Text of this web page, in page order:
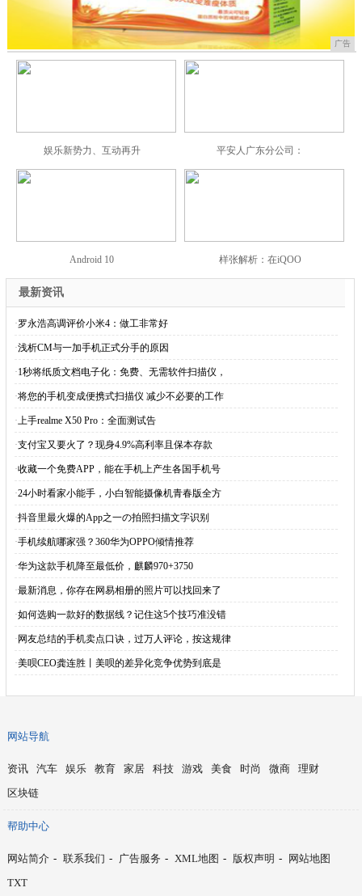
广告
娱乐新势力、互动再升 平安人广东分公司：
Android 10 样张解析：在iQOO
最新资讯
·罗永浩高调评价小米4：做工非常好
·浅析CM与一加手机正式分手的原因
·1秒将纸质文档电子化：免费、无需软件扫描仪，
·将您的手机变成便携式扫描仪 减少不必要的工作
·上手realme X50 Pro：全面测试告
·支付宝又要火了？现身4.9%高利率且保本存款
·收藏一个免费APP，能在手机上产生各国手机号
·24小时看家小能手，小白智能摄像机青春版全方
·抖音里最火爆的App之一の拍照扫描文字识别
·手机续航哪家强？360华为OPPO倾情推荐
·华为这款手机降至最低价，麒麟970+3750
·最新消息，你存在网易相册的照片可以找回来了
·如何选购一款好的数据线？记住这5个技巧准没错
· 网友总结的手机卖点口诀，过万人评论，按这规律
·美呗CEO龚连胜丨美呗的差异化竞争优势到底是
网站导航
资讯 汽车 娱乐 教育 家居 科技 游戏 美食 时尚 微商
理财
区块链
帮助中心
网站简介 - 联系我们 - 广告服务 - XML地图 - 版权声明 -
网站地图
TXT